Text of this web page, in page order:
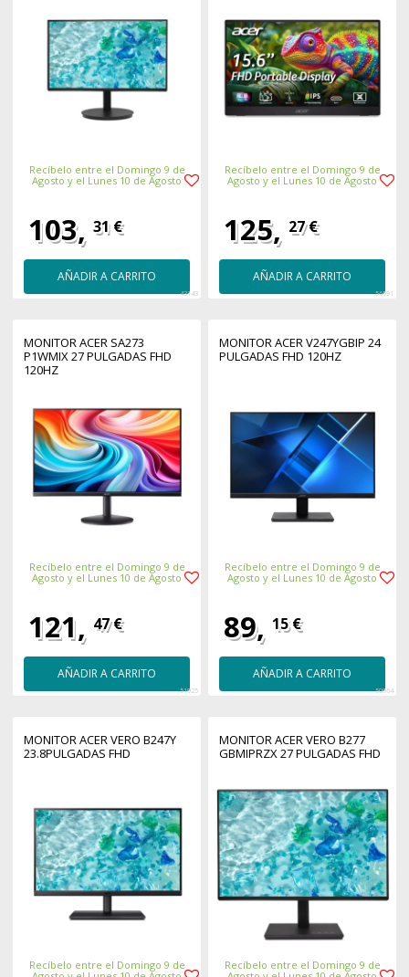
Recíbelo entre el Domingo 9 de
Agosto y el Lunes 10 de Agosto
103, 31 €
AÑADIR A CARRITO
43143
Recíbelo entre el Domingo 9 de
Agosto y el Lunes 10 de Agosto
125, 27 €
AÑADIR A CARRITO
56591
MONITOR ACER SA273
P1WMIX 27 PULGADAS FHD
120HZ
Recíbelo entre el Domingo 9 de
Agosto y el Lunes 10 de Agosto
121, 47 €
AÑADIR A CARRITO
51925
MONITOR ACER V247YGBIP 24
PULGADAS FHD 120HZ
Recíbelo entre el Domingo 9 de
Agosto y el Lunes 10 de Agosto
89, 15 €
AÑADIR A CARRITO
50964
MONITOR ACER VERO B247Y
23.8PULGADAS FHD
Recíbelo entre el Domingo 9 de
MONITOR ACER VERO B277
GBMIPRZX 27 PULGADAS FHD
Recíbelo entre el Domingo 9 de